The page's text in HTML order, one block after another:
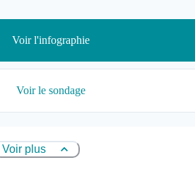
Voir l'infographie
Voir le sondage
Voir plus